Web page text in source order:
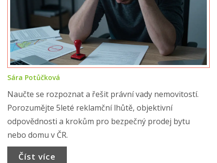
Sára Potůčková
Naučte se rozpoznat a řešit právní vady nemovitostí.
Porozumějte 5leté reklamční lhůtě, objektivní
odpovědnosti a krokům pro bezpečný prodej bytu
nebo domu v ČR.
Číst více